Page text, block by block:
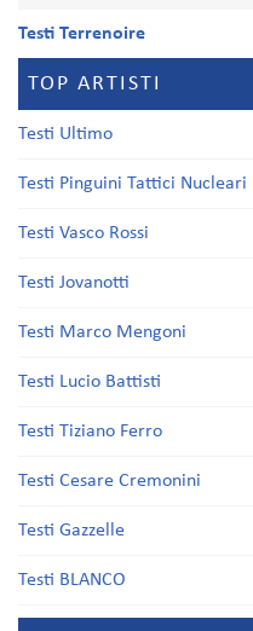
Testi Terrenoire
TOP ARTISTI
Testi Ultimo
Testi Pinguini Tattici Nucleari
Testi Vasco Rossi
Testi Jovanotti
Testi Marco Mengoni
Testi Lucio Battisti
Testi Tiziano Ferro
Testi Cesare Cremonini
Testi Gazzelle
Testi BLANCO